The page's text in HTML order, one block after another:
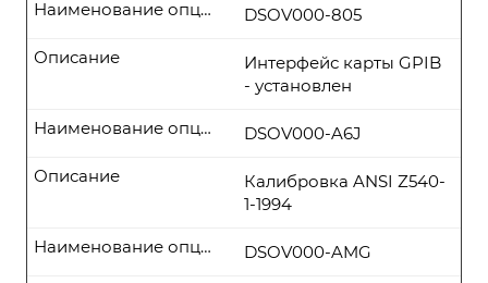
DSOV000-805
Наименование опции
Интерфейс карты GPIB
- установлен
Описание
DSOV000-A6J
Наименование опции
Калибровка ANSI Z540-
1-1994
Описание
DSOV000-AMG
Наименование опции